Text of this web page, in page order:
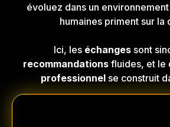
évoluez dans un
humaines priment sur la
Ici, les échanges sont
recommandationsfluides, et le
professionnelse construit